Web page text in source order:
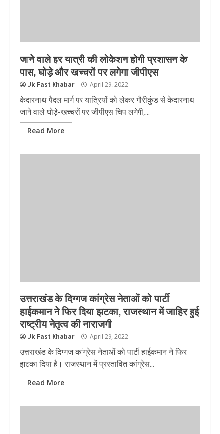
जाने वाले हर यात्री की लोकेशन होगी प्रशासन के
पास, घोड़े और खच्चरों पर लगेगा जीपीएस
Uk Fast Khabar April 29, 2022
केदारनाथ पैदल मार्ग पर यात्रियों को लेकर गौरीकुंड से केदारनाथ
जाने वाले घोड़े-खच्चरों पर जीपीएस चिप लगेगी,...
Read More
उत्तराखंड के दिग्गज कांग्रेस नेताओं को पार्टी
हाईकमान ने फिर दिया झटका, राजस्थान में जाहिर हुई
राष्ट्रीय नेतृत्व की नाराजगी
Uk Fast Khabar April 29, 2022
उत्तराखंड के दिग्गज कांग्रेस नेताओं को पार्टी हाईकमान ने फिर
झटका दिया है। राजस्थान में प्रस्तावित कांग्रेस...
Read More